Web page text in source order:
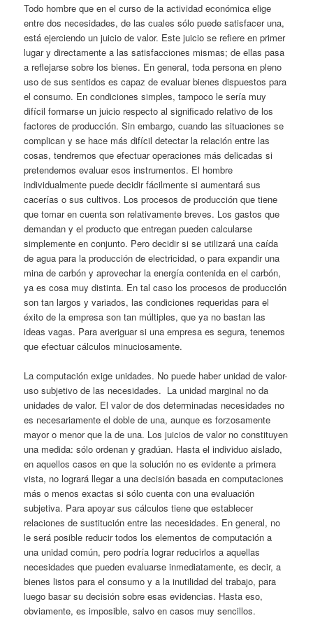
Todo hombre que en el curso de la actividad económica elige
entre dos necesidades, de las cuales sólo puede satisfacer una,
está ejerciendo un juicio de valor. Este juicio se refiere en primer
lugar y directamente a las satisfacciones mismas; de ellas pasa
a reflejarse sobre los bienes. En general, toda persona en pleno
uso de sus sentidos es capaz de evaluar bienes dispuestos para
el consumo. En condiciones simples, tampoco le sería muy
difícil formarse un juicio respecto al significado relativo de los
factores de producción. Sin embargo, cuando las situaciones se
complican y se hace más difícil detectar la relación entre las
cosas, tendremos que efectuar operaciones más delicadas si
pretendemos evaluar esos instrumentos. El hombre
individualmente puede decidir fácilmente si aumentará sus
cacerías o sus cultivos. Los procesos de producción que tiene
que tomar en cuenta son relativamente breves. Los gastos que
demandan y el producto que entregan pueden calcularse
simplemente en conjunto. Pero decidir si se utilizará una caída
de agua para la producción de electricidad, o para expandir una
mina de carbón y aprovechar la energía contenida en el carbón,
ya es cosa muy distinta. En tal caso los procesos de producción
son tan largos y variados, las condiciones requeridas para el
éxito de la empresa son tan múltiples, que ya no bastan las
ideas vagas. Para averiguar si una empresa es segura, tenemos
que efectuar cálculos minuciosamente.
La computación exige unidades. No puede haber unidad de valor-
uso subjetivo de las necesidades. La unidad marginal no da
unidades de valor. El valor de dos determinadas necesidades no
es necesariamente el doble de una, aunque es forzosamente
mayor o menor que la de una. Los juicios de valor no constituyen
una medida: sólo ordenan y gradúan. Hasta el individuo aislado,
en aquellos casos en que la solución no es evidente a primera
vista, no logrará llegar a una decisión basada en computaciones
más o menos exactas si sólo cuenta con una evaluación
subjetiva. Para apoyar sus cálculos tiene que establecer
relaciones de sustitución entre las necesidades. En general, no
le será posible reducir todos los elementos de computación a
una unidad común, pero podría lograr reducirlos a aquellas
necesidades que pueden evaluarse inmediatamente, es decir, a
bienes listos para el consumo y a la inutilidad del trabajo, para
luego basar su decisión sobre esas evidencias. Hasta eso,
obviamente, es imposible, salvo en casos muy sencillos.